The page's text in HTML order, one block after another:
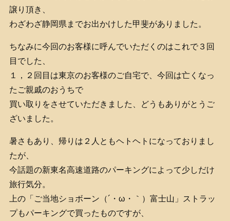
譲り頂き、
わざわざ静岡県までお出かけした甲斐がありました。
ちなみに今回のお客様に呼んでいただくのはこれで３回
目でした、
１，２回目は東京のお客様のご自宅で、今回は亡くなっ
たご親戚のおうちで
買い取りをさせていただきました、どうもありがとうご
ざいました。
暑さもあり、帰りは２人ともヘトヘトになっておりまし
たが、
今話題の新東名高速道路のパーキングによって少しだけ
旅行気分。
上の「ご当地ショボーン（´・ω・｀）富士山」ストラッ
プもパーキングで買ったものですが、